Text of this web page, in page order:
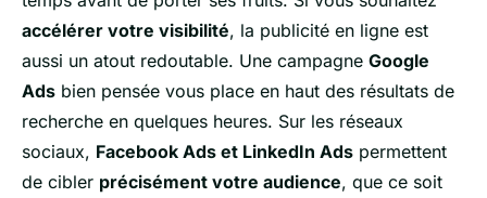
accélérer votre visibilité, la publicité en ligne est
aussi un atout redoutable. Une campagne Google
Ads bien pensée vous place en haut des résultats de
recherche en quelques heures. Sur les réseaux
sociaux, Facebook Ads et LinkedIn Ads permettent
de cibler précisément votre audience, que ce soit